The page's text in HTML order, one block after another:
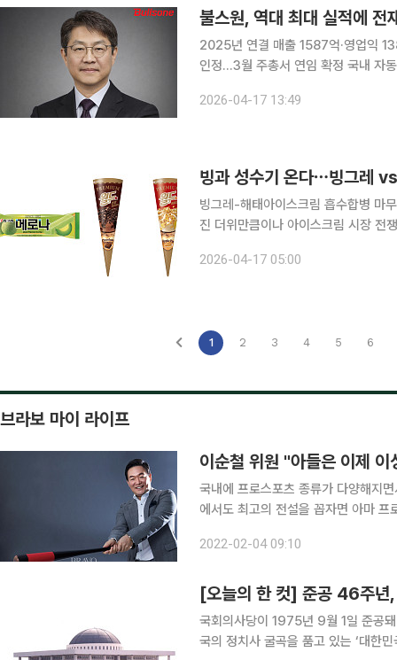
불스원, 역대 최대 실적에
2025년 연결 매출 1587억·영업익
인정…3월 주총서 연임 확정 국내 자동차 관리용품 시장의 강자 불스원이 지난해 사상 최대 실적을
원 달성에는 미치지 못했으나, 수익성
2026-04-17 13:49
빙과 성수기 온다⋯빙그레 vs
빙그레-해태아이스크림 흡수합병 마무리작
진 더위만큼이나 아이스크림 시장 전
림 합병이 마무리됐고, 트렌드 대응
2026-04-17 05:00
1 2 3 4 5 6
브라보 마이 라이프
이순철 위원 "아들은 이제
국내에 프로스포츠 종류가 다양해지
에서도 최고의 전설을 꼽자면 아마
팬들의 목소리는 잦아들었다. 상대의
2022-02-04 09:10
[오늘의 한 컷] 준공 46주년,
국회의사당이 1975년 9월 1일 준공
국의 정치사 굴곡을 품고 있는 ‘대한